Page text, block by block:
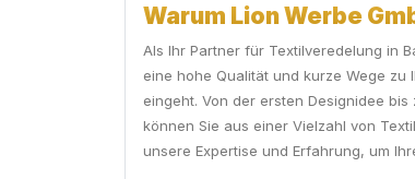
Warum Lion Werbe
Als Ihr Partner für Textilveredelung in
eine hohe Qualität und kurze Wege
eingeht. Von der ersten Designidee
können Sie aus einer Vielzahl von
unsere Expertise und Erfahrung, um